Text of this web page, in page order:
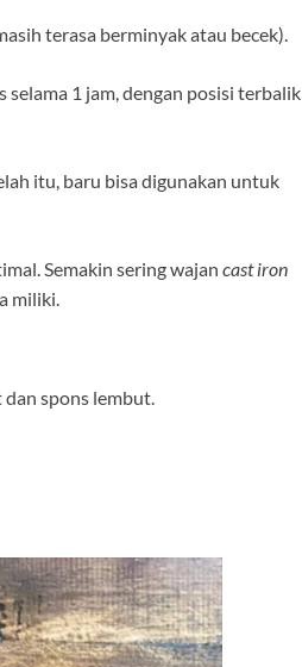
terasa berminyak atau becek).
selama 1 jam, dengan posisi terbalik
itu, baru bisa digunakan untuk
Semakin sering wajan cast iron
miliki.
spons lembut.